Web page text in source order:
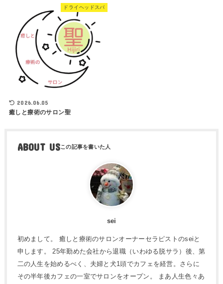
ドライヘッドスパ
2026.06.05
癒しと療術のサロン聖
ABOUT US
sei
初めまして。 癒しと療術のサロンオーナーセラピストのseiと
申します。 25年勤めた会社から退職（いわゆる脱サラ）後、第
二の人生を始めるべく、夫婦と犬1頭でカフェを経営。さらに
その半年後カフェの一室でサロンをオープン。 まあ人生色々あ